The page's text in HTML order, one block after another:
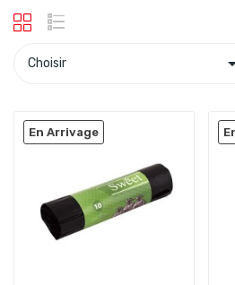
Choisir
En Arrivage